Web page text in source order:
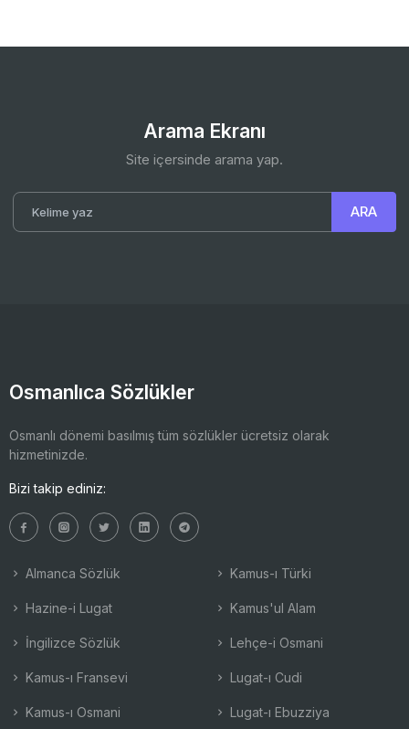
Arama Ekranı
Site içersinde arama yap.
Osmanlıca Sözlükler
Osmanlı dönemi basılmış tüm sözlükler ücretsiz olarak
hizmetinizde.
Bizi takip ediniz:
Almanca Sözlük
Hazine-i Lugat
İngilizce Sözlük
Kamus-ı Fransevi
Kamus-ı Osmani
Kamus-ı Türki
Kamus'ul Alam
Lehçe-i Osmani
Lugat-ı Cudi
Lugat-ı Ebuzziya